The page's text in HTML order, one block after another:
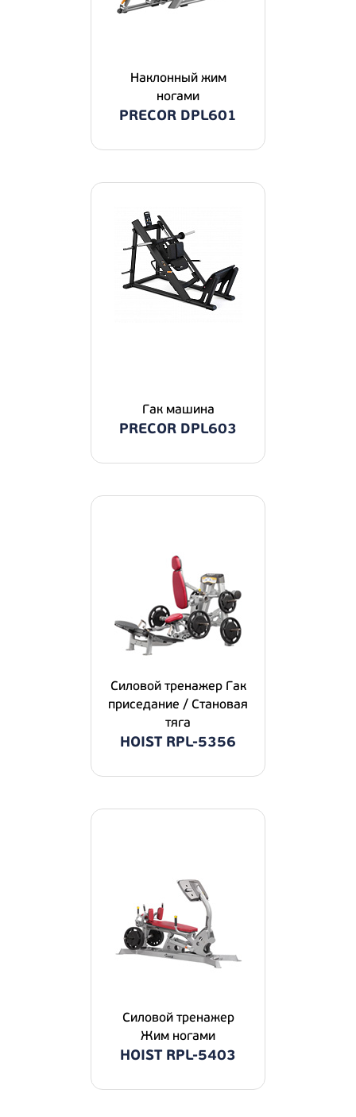
Наклонный жим
ногами
PRECOR DPL601
Гак машина
PRECOR DPL603
Силовой тренажер Гак
приседание / Становая
тяга
HOIST RPL-5356
Силовой тренажер
Жим ногами
HOIST RPL-5403